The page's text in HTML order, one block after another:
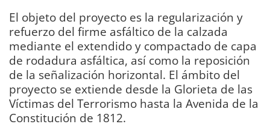
El objeto del proyecto es la regularización y
refuerzo del firme asfáltico de la calzada
mediante el extendido y compactado de capa
de rodadura asfáltica, así como la reposición
de la señalización horizontal. El ámbito del
proyecto se extiende desde la Glorieta de las
Víctimas del Terrorismo hasta la Avenida de la
Constitución de 1812.